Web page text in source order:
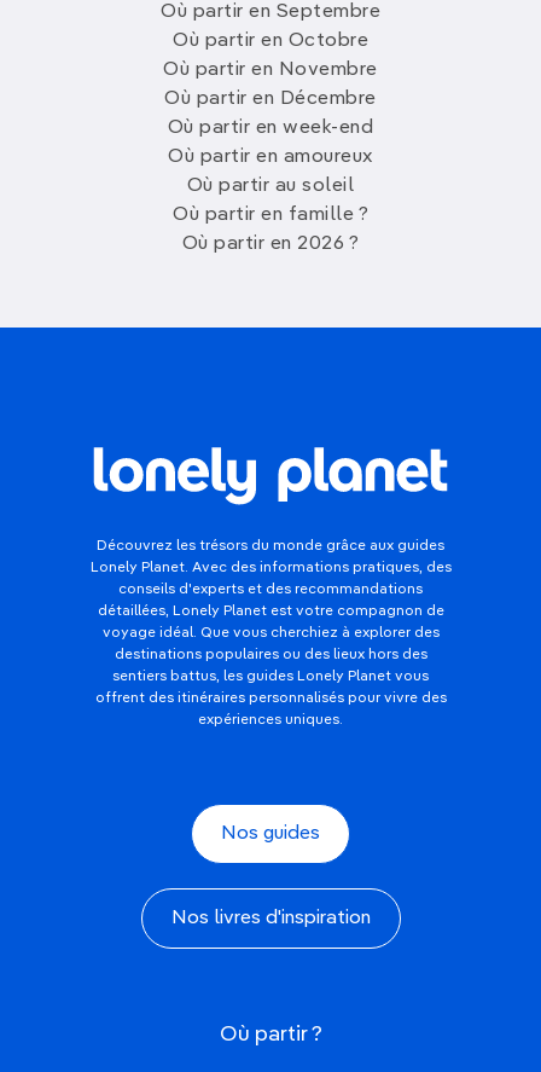
Où partir en Septembre
Où partir en Octobre
Où partir en Novembre
Où partir en Décembre
Où partir en week-end
Où partir en amoureux
Où partir au soleil
Où partir en famille ?
Où partir en 2026 ?
Découvrez les trésors du monde grâce aux guides
Lonely Planet. Avec des informations pratiques, des
conseils d'experts et des recommandations
détaillées, Lonely Planet est votre compagnon de
voyage idéal. Que vous cherchiez à explorer des
destinations populaires ou des lieux hors des
sentiers battus, les guides Lonely Planet vous
offrent des itinéraires personnalisés pour vivre des
expériences uniques.
Nos guides
Nos livres d'inspiration
Où partir ?